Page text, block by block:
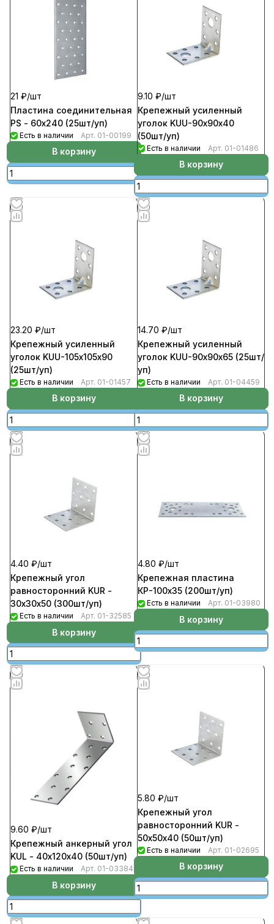
21 ₽/шт
Пластина соединительная
PS - 60х240 (25шт/уп)
Есть в наличии Арт. 01-00199
В корзину
9.10 ₽/шт
Крепежный усиленный
уголок KUU-90х90х40
(50шт/уп)
Есть в наличии Арт. 01-01486
В корзину
23.20 ₽/шт
Крепежный усиленный
уголок KUU-105х105х90
(25шт/уп)
Есть в наличии Арт. 01-01457
В корзину
14.70 ₽/шт
Крепежный усиленный
уголок KUU-90х90х65 (25шт/
уп)
Есть в наличии Арт. 01-04459
В корзину
4.40 ₽/шт
Крепежный угол
равносторонний KUR -
30х30х50 (300шт/уп)
Есть в наличии Арт. 01-32585
В корзину
4.80 ₽/шт
Крепежная пластина
КР-100х35 (200шт/уп)
Есть в наличии Арт. 01-03980
В корзину
9.60 ₽/шт
Крепежный анкерный угол
KUL - 40х120х40 (50шт/уп)
Есть в наличии Арт. 01-03384
В корзину
5.80 ₽/шт
Крепежный угол
равносторонний KUR -
50х50х40 (50шт/уп)
Есть в наличии Арт. 01-02695
В корзину